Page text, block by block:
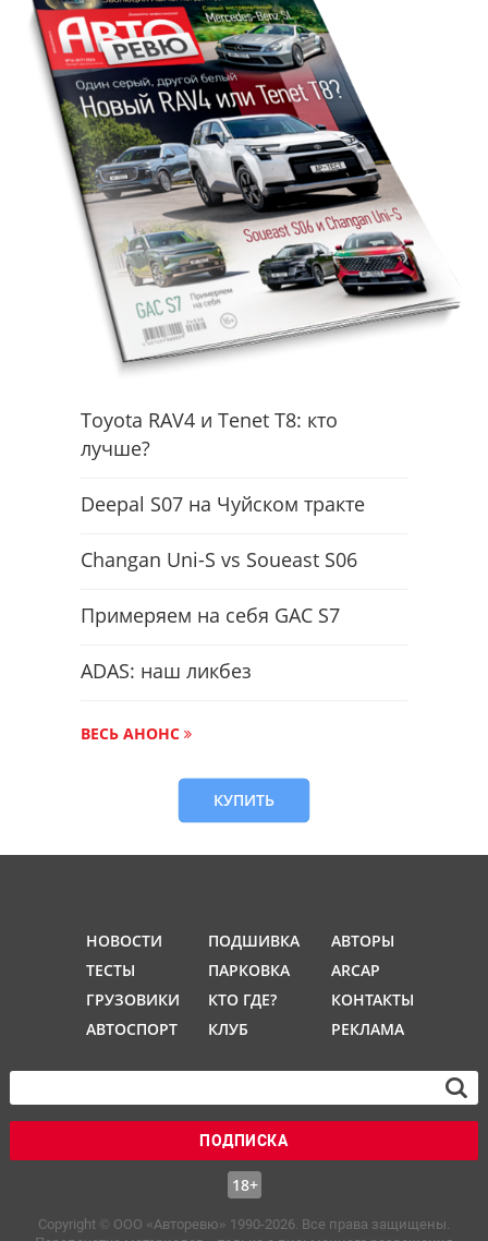
Toyota RAV4 и Tenet T8: кто
лучше?
Deepal S07 на Чуйском тракте
Changan Uni-S vs Soueast S06
Примеряем на себя GAC S7
ADAS: наш ликбез
ВЕСЬ АНОНС
КУПИТЬ
НОВОСТИ
ТЕСТЫ
ГРУЗОВИКИ
АВТОСПОРТ
ПОДШИВКА
ПАРКОВКА
КТО ГДЕ?
КЛУБ
АВТОРЫ
ARCAP
КОНТАКТЫ
РЕКЛАМА
ПОДПИСКА
18+
Copyright © OOO «Авторевю» 1990-2026. Все права защищены.